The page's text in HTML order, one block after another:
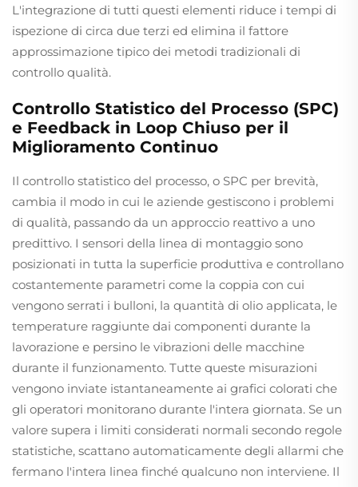
L'integrazione di tutti questi elementi riduce i tempi di
ispezione di circa due terzi ed elimina il fattore
approssimazione tipico dei metodi tradizionali di
controllo qualità.
Controllo Statistico del Processo (SPC)
e Feedback in Loop Chiuso per il
Miglioramento Continuo
Il controllo statistico del processo, o SPC per brevità,
cambia il modo in cui le aziende gestiscono i problemi
di qualità, passando da un approccio reattivo a uno
predittivo. I sensori della linea di montaggio sono
posizionati in tutta la superficie produttiva e controllano
costantemente parametri come la coppia con cui
vengono serrati i bulloni, la quantità di olio applicata, le
temperature raggiunte dai componenti durante la
lavorazione e persino le vibrazioni delle macchine
durante il funzionamento. Tutte queste misurazioni
vengono inviate istantaneamente ai grafici colorati che
gli operatori monitorano durante l'intera giornata. Se un
valore supera i limiti considerati normali secondo regole
statistiche, scattano automaticamente degli allarmi che
fermano l'intera linea finché qualcuno non interviene. Il